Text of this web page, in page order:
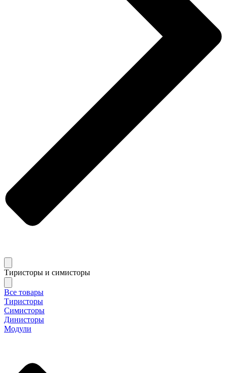
Тиристоры и симисторы
Все товары
Тиристоры
Симисторы
Динисторы
Модули